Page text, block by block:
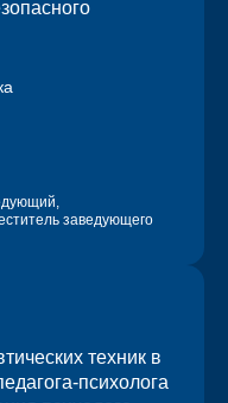
заведующего
техник в
психолога